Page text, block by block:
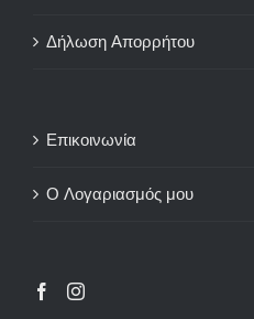
Δήλωση Απορρήτου
Επικοινωνία
Ο Λογαριασμός μου